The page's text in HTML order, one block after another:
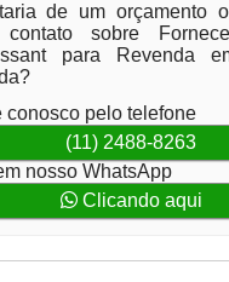
de um orçamento
sobre
para Revenda
conosco pelo telefone
(11) 2488-8263
nosso WhatsApp
Clicando aqui